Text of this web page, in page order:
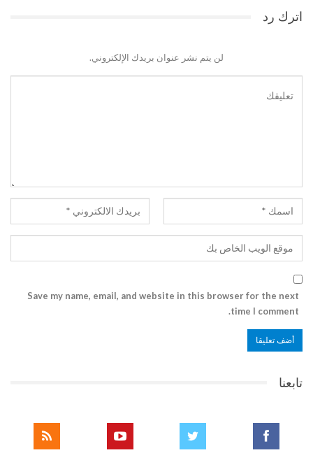
اترك رد
لن يتم نشر عنوان بريدك الإلكتروني.
Save my name, email, and website in this browser for the next
time I comment.
تابعنا